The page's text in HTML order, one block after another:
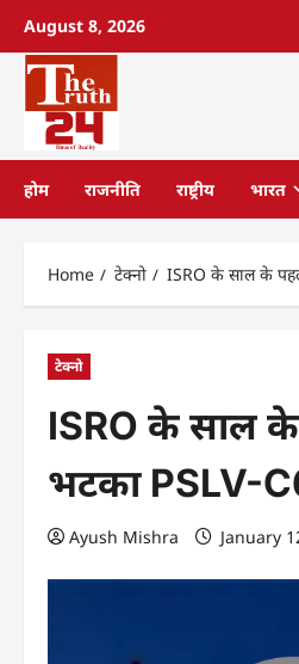
August 8, 2026
होम राजनीति राष्ट्रीय भारत
Home टेक्नो ISRO के साल के
टेक्नो
ISRO के साल
भटका PSLV-
Ayush Mishra January